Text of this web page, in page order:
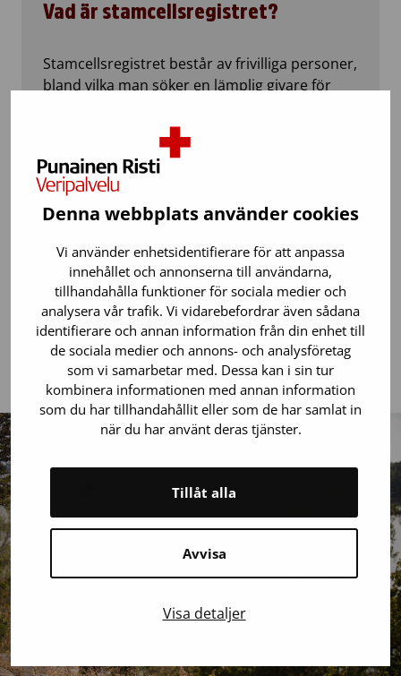
Denna webbplats använder cookies
Vi använder enhetsidentifierare för att anpassa
innehållet och annonserna till användarna,
tillhandahålla funktioner för sociala medier och
analysera vår trafik. Vi vidarebefordrar även sådana
identifierare och annan information från din enhet till
de sociala medier och annons- och analysföretag
som vi samarbetar med. Dessa kan i sin tur
kombinera informationen med annan information
som du har tillhandahållit eller som de har samlat in
när du har använt deras tjänster.
Avvisa
Tillåt alla
Visa detaljer
Vad är stamcellsregistret?
Stamcellsregistret består av frivilliga personer,
bland vilka man söker en lämplig givare för
medlemmar i registret möjlighet att rädda ett
liv. Givaren väljs bland annat utifrån
vävnadstyp.
Just nu hittar man i Finland ingen optimal
givare för var femte patient. Var och en som
går med i stamcellsregistret är en potentiell
livräddare.
Information om stamcellsregistret